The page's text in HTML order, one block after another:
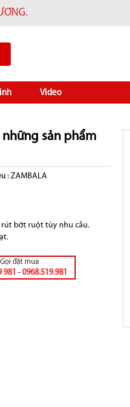
Video
sản phẩm
: ZAMBALA
bớt ruột tùy nhu cầu.
Gọi đặt mua
981 -0968.519.981